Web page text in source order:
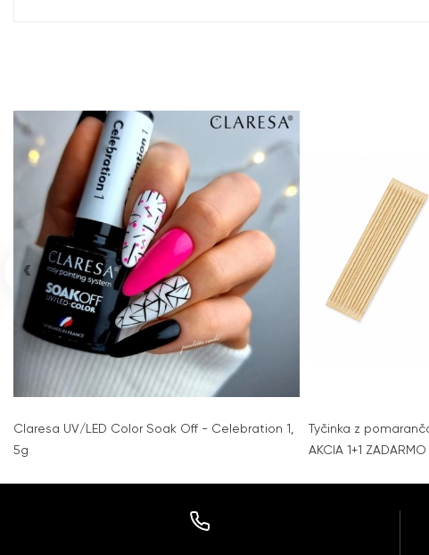
Claresa UV/LED Color Soak Off - Celebration 1,
5g
Tyčinka z
AKCIA 1+1 ZADARMO
‹